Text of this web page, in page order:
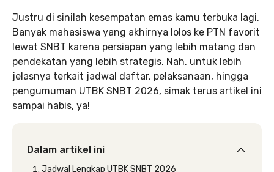
Justru di sinilah kesempatan emas kamu terbuka lagi.
Banyak mahasiswa yang akhirnya lolos ke PTN favorit
lewat SNBT karena persiapan yang lebih matang dan
pendekatan yang lebih strategis. Nah, untuk lebih
jelasnya terkait jadwal daftar, pelaksanaan, hingga
pengumuman UTBK SNBT 2026, simak terus artikel ini
sampai habis, ya!
Dalam artikel ini
Jadwal Lengkap UTBK SNBT 2026